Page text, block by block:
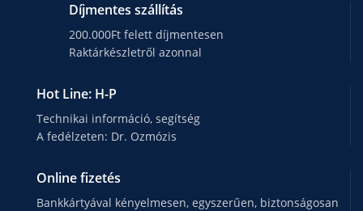
Díjmentes szállítás
200.000Ft felett díjmentesen
Raktárkészletről azonnal
Hot Line: H-P
Technikai információ, segítség
A fedélzeten: Dr. Ozmózis
Online fizetés
Bankkártyával kényelmesen, egyszerűen, biztonságosan